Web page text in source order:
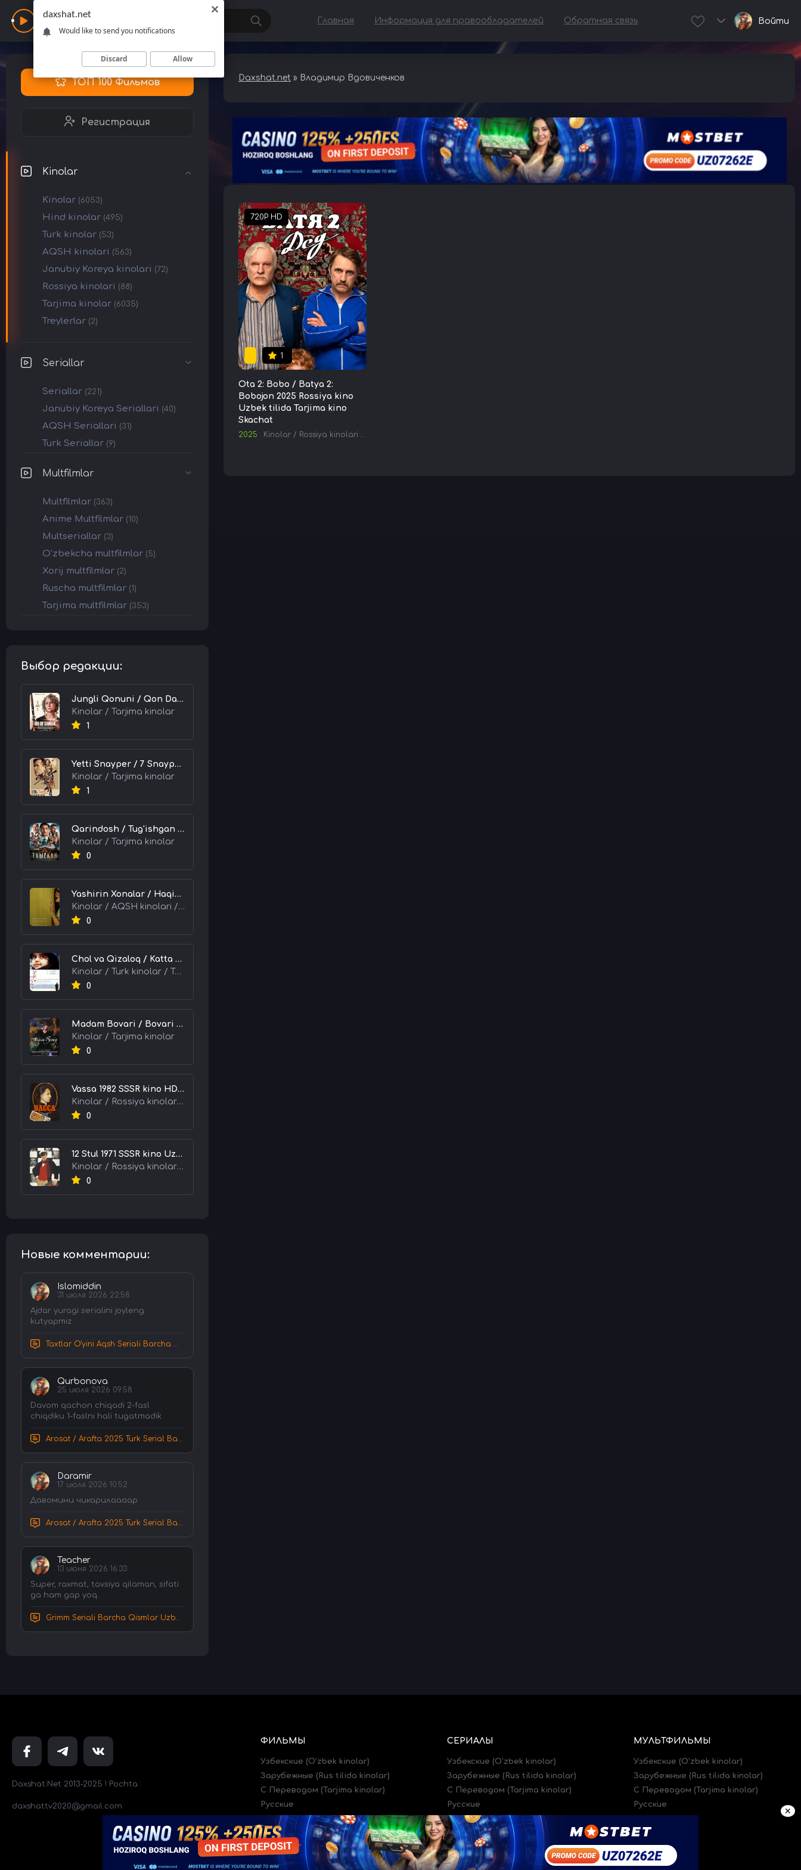
Daxshat Главная Информация для правообладателей Обратная связь Войти
ТОП 100 Фильмов
Регистрация
Kinolar
Kinolar (6053)
Hind kinolar (495)
Turk kinolar (53)
AQSH kinolari (563)
Janubiy Koreya kinolari (72)
Rossiya kinolari (88)
Tarjima kinolar (6035)
Treylerlar (2)
Seriallar
Seriallar (221)
Janubiy Koreya Seriallari (40)
AQSH Seriallari (31)
Turk Seriallar (9)
Multfilmlar
Multfilmlar (363)
Anime Multfilmlar (10)
Multseriallar (3)
O'zbekcha multfilmlar (5)
Xorij multfilmlar (2)
Ruscha multfilmlar (1)
Tarjima multfilmlar (353)
Выбор редакции:
Jungli Qonuni / Qon Daryosi / Qonli Daryo 2026 HD Uzbek tilida Tarjima kino skachat tas-ix
Kinolar / Tarjima kinolar
1
Yetti Snayper / 7 Snayperlar 2026 HD Uzbek tilida Tarjima kino skachat tas-ix
Kinolar / Tarjima kinolar
1
Qarindosh / Tug'ishgan / Og'ayni / Qondosh 2025 Qozoq kino Uzbek tilida Tarjima kino skachat tas-ix
Kinolar / Tarjima kinolar
0
Yashirin Xonalar / Haqiqat Ortidagi Sirlar 2026 HD Uzbek tilida Tarjima kino skachat tas-ix
Kinolar / AQSH kinolari / Tarjima kinolar
0
Chol va Qizaloq / Katta Odam, Kichik Muhabbat 2001 Turk kino Uzbek tilida Tarjima kino skachat tas-ix
Kinolar / Turk kinolar / Tarjima kinolar
0
Madam Bovari / Bovari Xonim 1991 HD Uzbek tilida Tarjima kino skachat tas-ix
Kinolar / Tarjima kinolar
0
Vassa 1982 SSSR kino HD Uzbek tilida tarjima kino skachat tas-ix
Kinolar / Rossiya kinolari / Tarjima kinolar
0
12 Stul 1971 SSSR kino Uzbek tilida Tarjima kino skachat tas-ix
Kinolar / Rossiya kinolari / Tarjima kinolar
0
Новые комментарии:
Islomiddin
31 июля 2026 22:58
Ajdar yuragi serialini joyleng
kutyapmiz.
Taxtlar O'yini Aqsh Seriali Barcha Qismlar Uzbek tilida Tarjima Serial HD Skachat
Qurbonova
25 июля 2026 09:58
Davom qachon chiqadi 2-fasl
chiqdiku 1-faslni hali tugatmadik
Arosat / Arafta 2025 Turk Serial Barcha Qismlar Uzbek tilida Tarjima Serial tas-ix skachat
Daramir
17 июля 2026 10:52
Давомини чикарилаааар
Arosat / Arafta 2025 Turk Serial Barcha Qismlar Uzbek tilida Tarjima Serial tas-ix skachat
Teacher
13 июня 2026 16:33
Super, raxmat, tavsiya qilaman, sifati
ga ham gap yoq.
Grimm Seriali Barcha Qismlar Uzbek tilida Tarjima serial HD Skachat
Daxshat.net » Владимир Вдовиченков
720P HD
1
Ota 2: Bobo / Batya 2:
Bobojon 2025 Rossiya kino
Uzbek tilida Tarjima kino
Skachat
2025 Kinolar / Rossiya kinolari
Daxshat.Net 2013-2025 ! Pochta :
daxshattv2020@gmail.com
ФИЛЬМЫ
Узбекские (O'zbek kinolar)
Зарубежные (Rus tilida kinolar)
C Переводом (Tarjima kinolar)
Русские
Трейлеры (Treylerlar)
СЕРИАЛЫ
Узбекские (O'zbek kinolar)
Зарубежные (Rus tilida kinolar)
C Переводом (Tarjima kinolar)
Русские
Трейлеры (Treylerlar)
МУЛЬТФИЛЬМЫ
Узбекские (O'zbek kinolar)
Зарубежные (Rus tilida kinolar)
C Переводом (Tarjima kinolar)
Русские
✕
daxshat.net
Would like to send you notifications
Discard Allow